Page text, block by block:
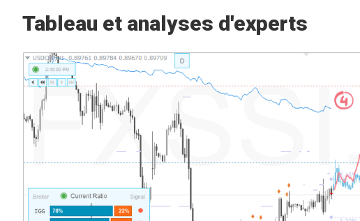
Tableau et analyses d'experts